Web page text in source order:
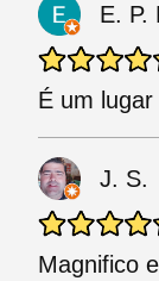
E. P.
É um
J. S.
Magnifico